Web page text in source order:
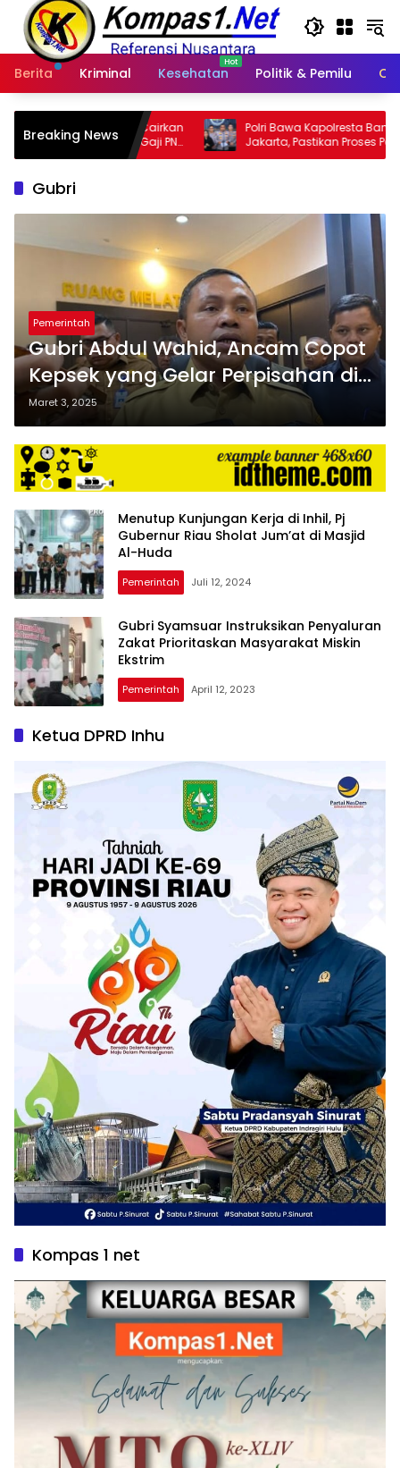
Langsung
konten
Berita
Kriminal Kesehatan Politik & Pemilu
Breaking News
Cairkan
Gaji PNS
Polri Bawa Kapolresta Banda Aceh ke
Jakarta, Pastikan Proses Pemeriksaan
Profesional dan Transparan
Gubri
Pemerintah
Gubri Abdul Wahid, Ancam Copot
Kepsek yang Gelar Perpisahan di
Luar Sekolah
Maret 3, 2025
Menutup Kunjungan Kerja di Inhil, Pj
Gubernur Riau Sholat Jum’at di Masjid
Al-Huda
Pemerintah Juli 12, 2024
Gubri Syamsuar Instruksikan Penyaluran
Zakat Prioritaskan Masyarakat Miskin
Ekstrim
Pemerintah April 12, 2023
Ketua DPRD Inhu
Kompas 1 net